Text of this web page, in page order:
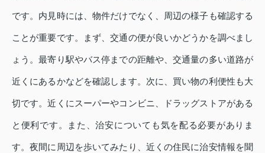
です。内見時には、物件だけでなく、周辺の様子も確認する
ことが重要です。まず、交通の便が良いかどうかを調べまし
ょう。最寄り駅やバス停までの距離や、交通量の多い道路が
近くにあるかなどを確認します。次に、買い物の利便性も大
切です。近くにスーパーやコンビニ、ドラッグストアがある
と便利です。また、治安についても気を配る必要がありま
す。夜間に周辺を歩いてみたり、近くの住民に治安情報を聞